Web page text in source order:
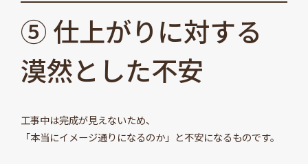
⑤ 仕上がりに対する
漠然とした不安
工事中は完成が見えないため、
「本当にイメージ通りになるのか」と不安になるものです。